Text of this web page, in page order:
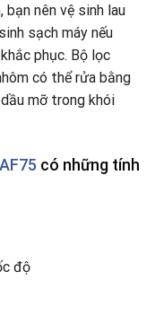
nên vệ sinh lau
sạch máy nếu
phục. Bộ lọc
có thể rửa bằng
mỡ trong khói
có những tính
độ